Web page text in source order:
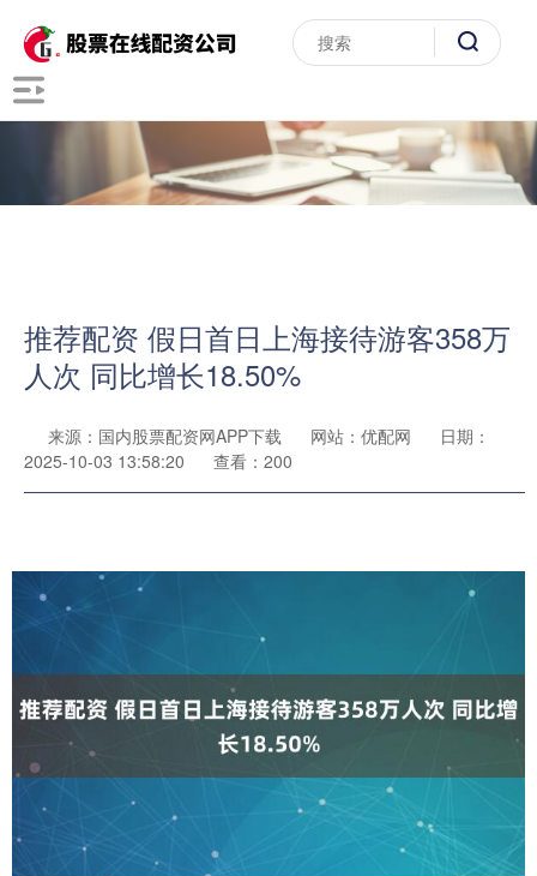
推荐配资 假日首日上海接待游客358万
人次 同比增长18.50%
来源：国内股票配资网APP下载 网站：优配网
日期：
2025-10-03 13:58:20
查看：200